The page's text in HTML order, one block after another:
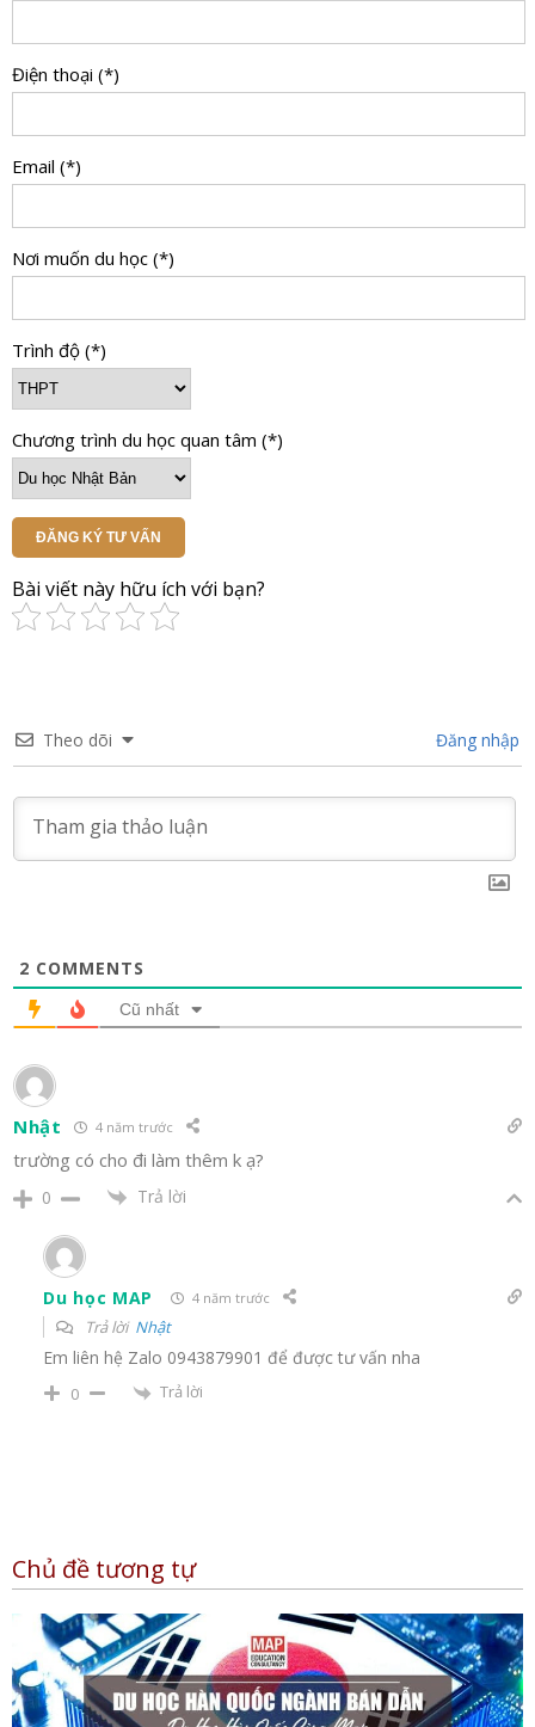
Điện thoại (*)
Email (*)
Nơi muốn du học (*)
Trình độ (*)
Chương trình du học quan tâm (*)
ĐĂNG KÝ TƯ VẤN
Bài viết này hữu ích với bạn?
Theo dõi Đăng nhập
2 COMMENTS
Cũ nhất
Nhật 4 năm trước
trường có cho đi làm thêm k ạ?
0 Trả lời
Du học MAP 4 năm trước
Trả lời Nhật
Em liên hệ Zalo 0943879901 để được tư vấn nha
0 Trả lời
Chủ đề tương tự